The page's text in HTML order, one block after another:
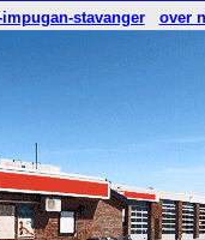
stavanger over